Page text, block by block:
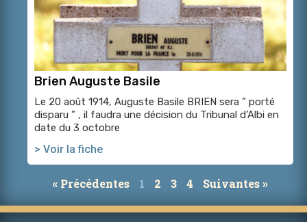
Brien Auguste Basile
Le 20 août 1914, Auguste Basile BRIEN sera ” porté
disparu ” , il faudra une décision du Tribunal d’Albi en
date du 3 octobre
> Voir la fiche
« Précédentes 1 2 3 4 Suivantes »